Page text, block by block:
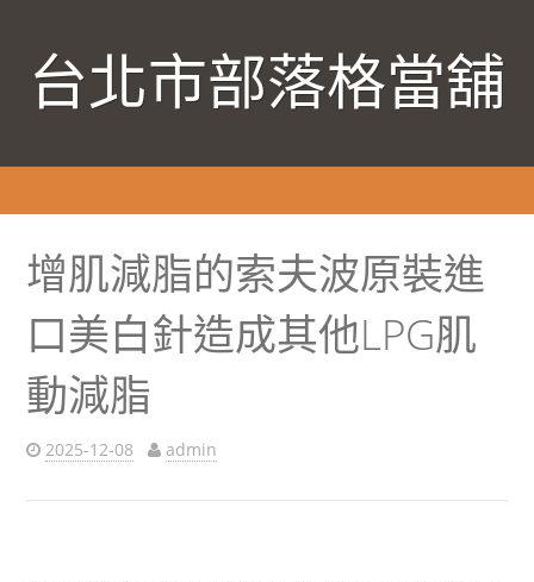
台北市部落格當舖
增肌減脂的索夫波原裝進
口美白針造成其他LPG肌
動減脂
2025-12-08 admin